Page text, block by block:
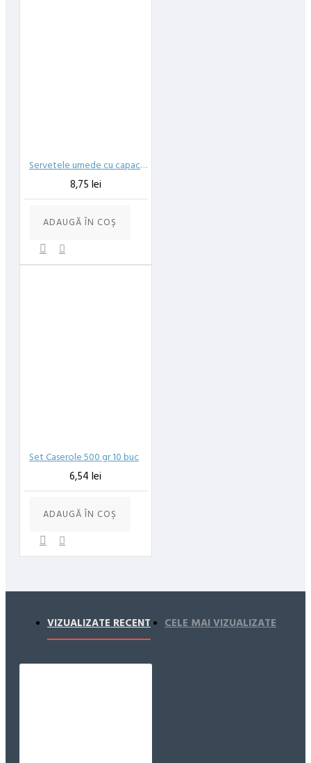
Servetele umede cu capac Doctor Wipe’s Neutro Baby 72 bucati
8,75 lei
ADAUGĂ ÎN COŞ
Set Caserole 500 gr 10 buc
6,54 lei
ADAUGĂ ÎN COŞ
VIZUALIZATE RECENT CELE MAI VIZUALIZATE